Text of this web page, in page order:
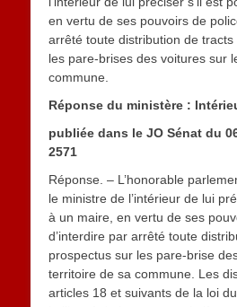
en vertu de ses pouvoirs de
arrêté toute distribution de
les pare-brises des voitures sur
commune.
Réponse du ministère :
publiée dans le JO Sénat du
2571
Réponse. – L’honorable
le ministre de l’intérieur de lui
à un maire, en vertu de ses
d’interdire par arrêté toute
prospectus sur les pare-brise
territoire de sa commune. Les
articles 18 et suivants de la loi